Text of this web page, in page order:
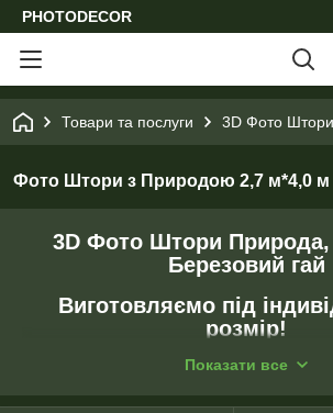
PHOTODECOR
Товари та послуги 3D Фото Штори
Фото Штори з Природою 2,7 м*4,0 м
3D Фото Штори Природа,
Березовий гай
Виготовляємо під
розмір!
Кілька видів тканин і
- Перед друком підганяємо зображення під
Показати все